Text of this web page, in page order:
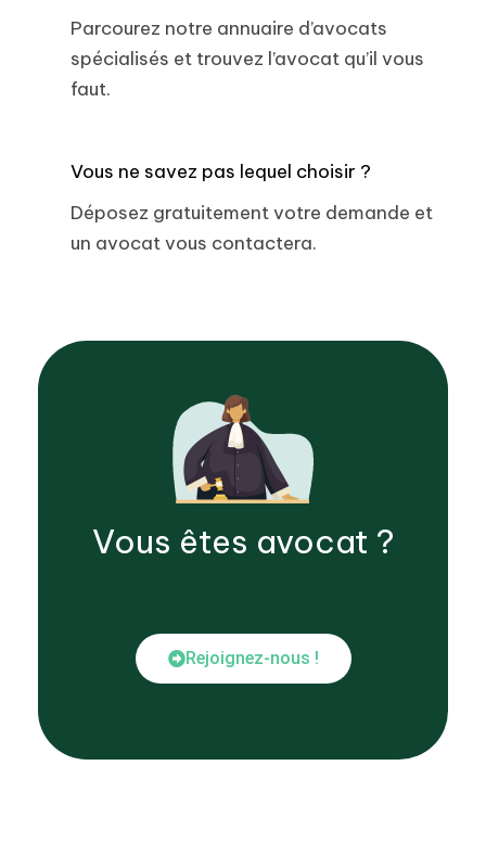
Parcourez notre annuaire d’avocats
spécialisés et trouvez l’avocat qu’il vous
faut.
Vous ne savez pas lequel choisir ?
Déposez gratuitement votre demande et
un avocat vous contactera.
Vous êtes avocat ?
Rejoignez-nous !